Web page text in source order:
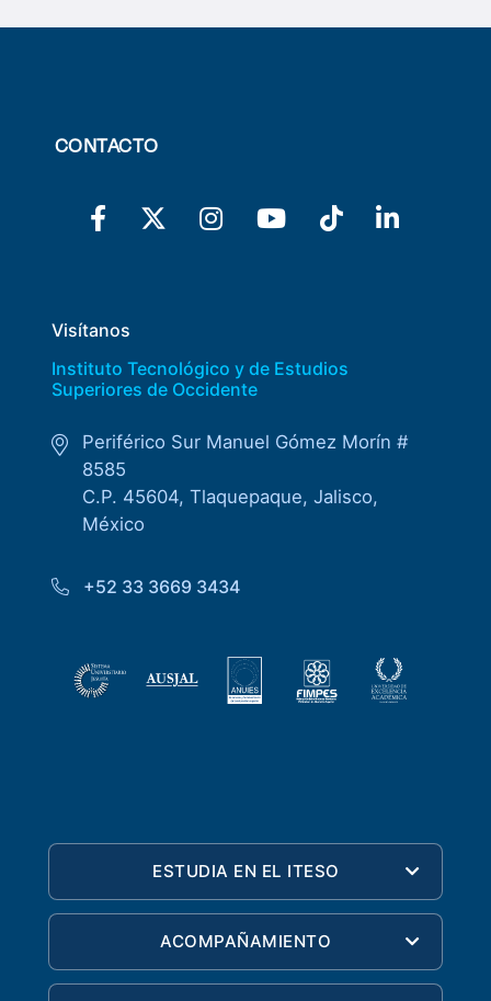
CONTACTO
Visítanos
Instituto Tecnológico y de Estudios
Superiores de Occidente
Periférico Sur Manuel Gómez Morín #
8585
C.P. 45604, Tlaquepaque, Jalisco,
México
+52 33 3669 3434
ESTUDIA EN EL ITESO
ACOMPAÑAMIENTO